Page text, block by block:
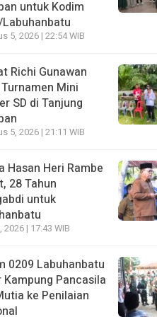
Lomba Video
lalu
Richi Gunawan Buka
Mini Soccer SD di
Harapan
untuk Kodim
5, 2026 | 22:54 WIB
Richi Gunawan
Mini
SD di Tanjung
5, 2026 | 21:11 WIB
Hasan Heri Rambe
28 Tahun
untuk
2026 | 17:43 WIB
0209 Labuhanbatu
Kampung Pancasila
ke Penilaian